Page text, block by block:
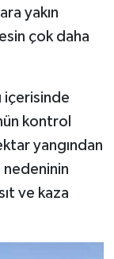
yakın
çok daha
içerisinde
kontrol
yangından
nedeninin
ve kaza